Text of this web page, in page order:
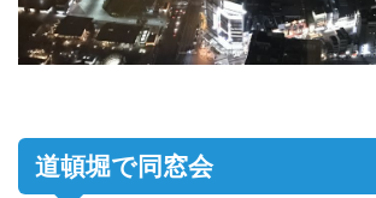
道頓堀で同窓会